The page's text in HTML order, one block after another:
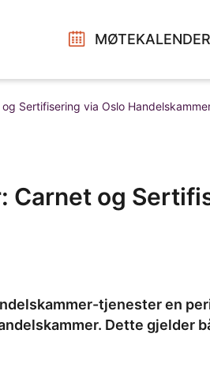
MØTEKALENDER
Sertifisering via Oslo
Carnet og
tjenester en
Dette gjelder